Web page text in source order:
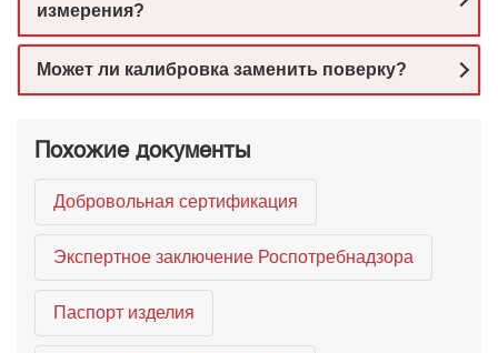
измерения?
Может ли калибровка заменить поверку?
Похожие документы
Добровольная сертификация
Экспертное заключение Роспотребнадзора
Паспорт изделия